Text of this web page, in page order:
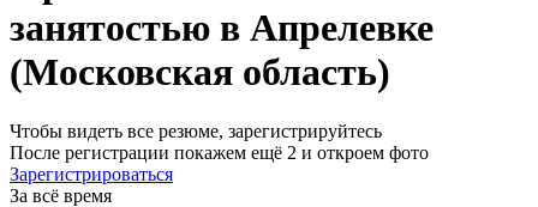
занятостью в Апрелевке
(Московская область)
Чтобы видеть все резюме, зарегистрируйтесь
После регистрации покажем ещё 2 и откроем фото
Зарегистрироваться
За всё время